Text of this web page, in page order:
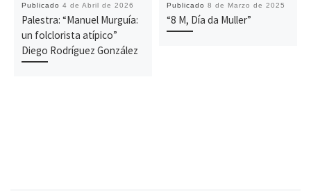
Publicado 4 de Abril de 2026
Palestra: “Manuel Murguía:
un folclorista atípico”
Diego Rodríguez González
Publicado 8 de Marzo de 2025
“8 M, Día da Muller”